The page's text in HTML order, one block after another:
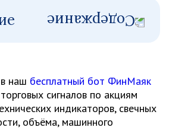
наш бесплатный бот ФинМаяк
сигналов по акциям
индикаторов, свечных
объёма, машинного